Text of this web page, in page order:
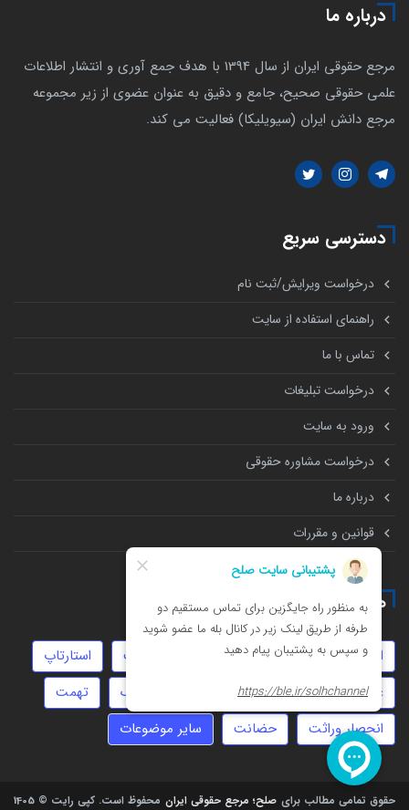
درباره ما
مرجع حقوقی ایران از سال 1394 با هدف جمع آوری و انتشار اطلاعات
علمی حقوقی صحیح، جامع و دقیق به عنوان عضوی از زیر مجموعه
مرجع دانش ایران (سیویلیکا) فعالیت می کند.
دسترسی سریع
درخواست ویرایش/ثبت نام
راهنمای استفاده از سایت
تماس با ما
درخواست تبلیغات
ورود به سایت
درخواست مشاوره حقوقی
درباره ما
قوانین و مقررات
همه چیز درباره
امور مالیاتی مهاجرت سرقت
استارتاپ
عقد دائم
توهین چک
تهمت
انحصار وراثت
حضانت سایر موضوعات
حقوق تمامی مطالب برای صلح؛ مرجع حقوقی ایران محفوظ است. کپی رایت © 1405